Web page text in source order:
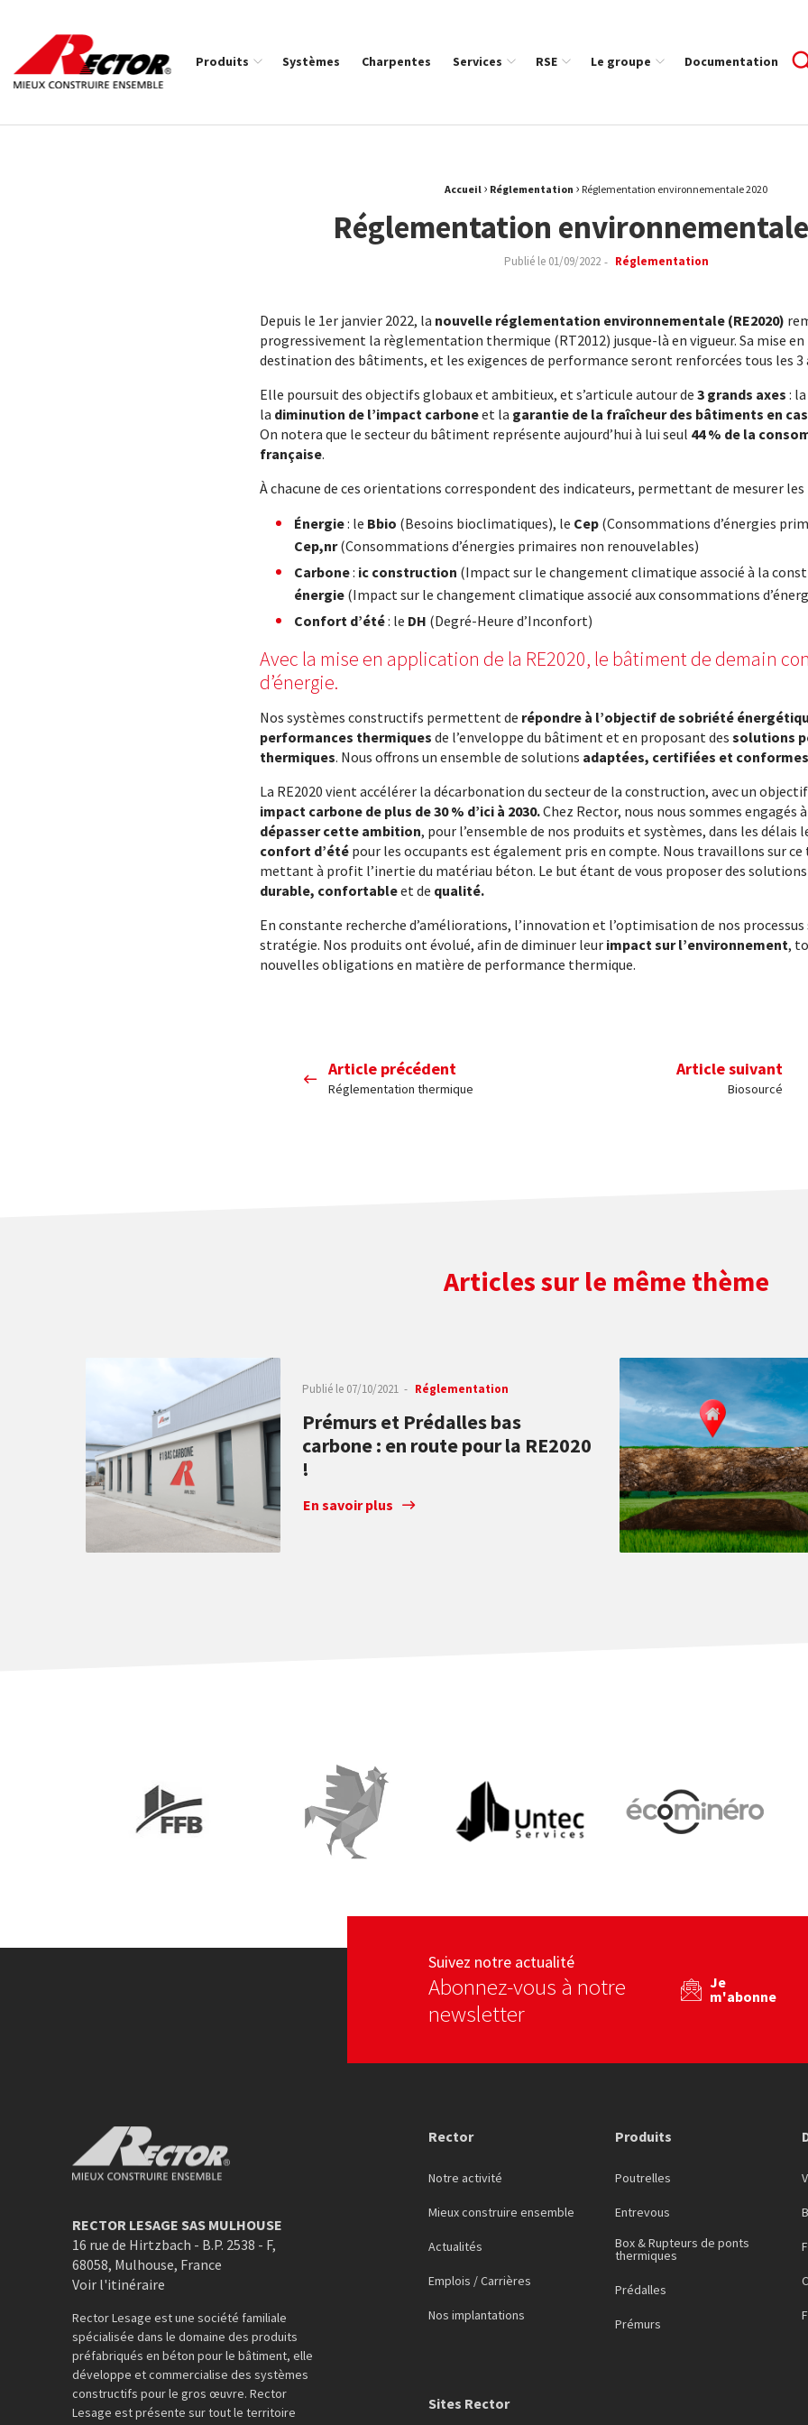
Rector Mieux construire ensemble
Produits Systèmes Charpentes Services RSE Le groupe Documentation
Accueil › Réglementation › Réglementation environnementale 2020
Réglementation
Publié le 01/09/2022 Réglementation
Depuis le 1er janvier 2022, la nouvelle réglementation environnementale (RE2020)
progressivement la règlementation thermique (RT2012) jusque-là en vigueur. Sa mise
destination des bâtiments, et les exigences de performance seront renforcées tous les 3
Elle poursuit des objectifs globaux et ambitieux, et s’articule autour de 3 grands axes : la
la diminution de l’impact carboneet la garantie de la fraîcheur des bâtiments en
On notera que le secteur du bâtiment représente aujourd’hui à lui seul 44 % de la
française.
À chacune de ces orientations correspondent des indicateurs, permettant de mesurer
Énergie: le Bbio (Besoins bioclimatiques), le Cep (Consommations d’énergies
Cep,nr(Consommations d’énergies primaires non renouvelables)
Carbone: ic construction (Impact sur le changement climatique associé à la
énergie (Impact sur le changement climatique associé aux consommations
Confort d’été: le DH (Degré-Heure d’Inconfort)
Avec la mise en application de la RE2020, le bâtiment de demain
d’énergie.
Nos systèmes constructifs permettent de répondre à l’objectif de sobriété
performances thermiques de l’enveloppe du bâtiment et en proposant des solutions
thermiques. Nous offrons un ensemble de solutions adaptées, certifiées et
La RE2020 vient accélérer la décarbonation du secteur de la construction, avec un
impact carbone de plus de 30 % d’ici à 2030.Chez Rector, nous nous sommes engagés
dépasser cette ambition, pour l’ensemble de nos produits et systèmes, dans les délais
confort d’été pour les occupants est également pris en compte. Nous travaillons sur
mettant à profit l’inertie du matériau béton. Le but étant de vous proposer des
durable, confortableet de qualité.
En constante recherche d’améliorations, l’innovation et l’optimisation de nos
stratégie. Nos produits ont évolué, afin de diminuer leur impact sur l’environnement,
nouvelles obligations en matière de performance thermique.
Article précédent
Réglementation thermique
Article suivant
Biosourcé
Articles sur le même thème
Publié le 07/10/2021 Réglementation
Prémurs et Prédalles bas
carbone : en route pour la RE2020
!
Le 1er janvier 2022, la RE2020 (Réglementation Environnementale) est entrée en vigueur.
En savoir plus
Voir le site web Voir le site web
Suivez notre actualité
Abonnez-vous à notre
newsletter
Je
m'abonne
Rector Mieux construire ensemble
RECTOR LESAGE SAS MULHOUSE
16 rue de Hirtzbach - B.P. 2538 - F,
68058, Mulhouse, France
Voir l'itinéraire
Rector Lesage est une société familiale
spécialisée dans le domaine des produits
préfabriqués en béton pour le bâtiment, elle
développe et commercialise des systèmes
constructifs pour le gros œuvre. Rector
Lesage est présente sur tout le territoire
Rector
Notre activité
Mieux construire ensemble
Actualités
Emplois / Carrières
Nos implantations
Produits
Poutrelles
Entrevous
Box & Rupteurs de ponts
thermiques
Prédalles
Prémurs
Sites Rector